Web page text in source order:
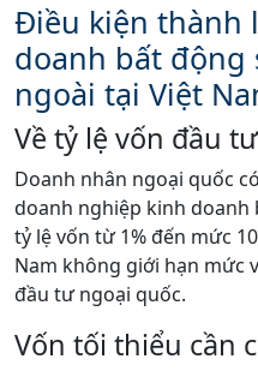
Điều kiện thành
doanh bất động
ngoài tại Việt
Về tỷ lệ vốn đầu tư
Doanh nhân ngoại quốc
doanh nghiệp kinh doanh
tỷ lệ vốn từ 1% đến mức
Nam không giới hạn mức
đầu tư ngoại quốc.
Vốn tối thiểu cần